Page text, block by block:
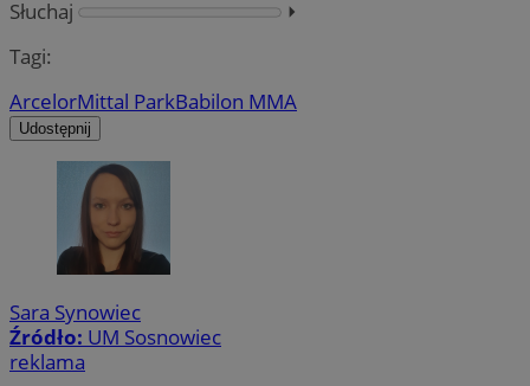
Słuchaj
⏵︎
Tagi:
ArcelorMittal ParkBabilon MMA
Udostępnij
Sara Synowiec
Źródło: UM Sosnowiec
reklama